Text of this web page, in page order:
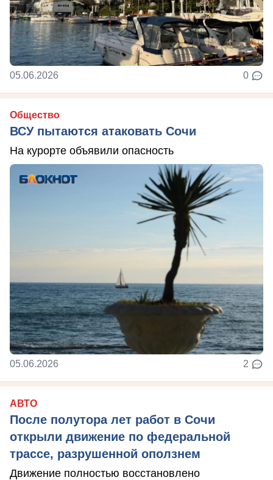
05.06.2026 0
Общество
ВСУ пытаются атаковать Сочи
На курорте объявили опасность
05.06.2026 2
АВТО
После полутора лет работ в Сочи
открыли движение по федеральной
трассе, разрушенной оползнем
Движение полностью восстановлено